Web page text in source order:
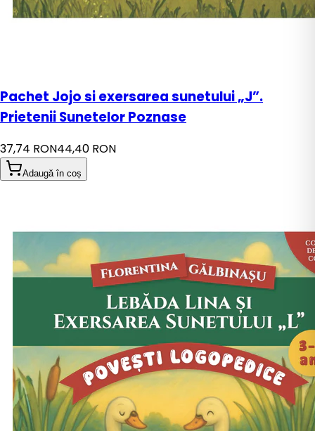
Pachet Jojo si exersarea sunetului „J”.
Prietenii Sunetelor Poznase
37,74 RON44,40 RON
Adaugă în coș